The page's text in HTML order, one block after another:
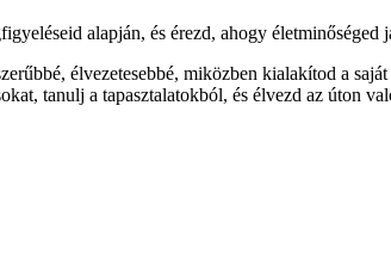
alapján, és érezd, ahogy
élvezetesebbé, miközben kialakítod a
tanulj a tapasztalatokból, és élvezd az úton